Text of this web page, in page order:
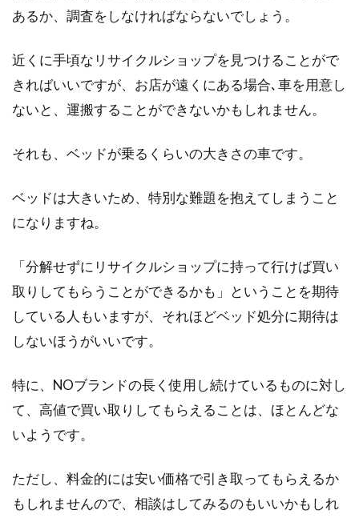
あるか、調査をしなければならないでしょう。
近くに手頃なリサイクルショップを見つけることがで
きればいいですが、お店が遠くにある場合､車を用意し
ないと、運搬することができないかもしれません。
それも、ベッドが乗るくらいの大きさの車です。
ベッドは大きいため、特別な難題を抱えてしまうこと
になりますね。
「分解せずにリサイクルショップに持って行けば買い
取りしてもらうことができるかも」ということを期待
している人もいますが、それほどベッド処分に期待は
しないほうがいいです。
特に、NOブランドの長く使用し続けているものに対し
て、高値で買い取りしてもらえることは、ほとんどな
いようです。
ただし、料金的には安い価格で引き取ってもらえるか
もしれませんので、相談はしてみるのもいいかもしれ